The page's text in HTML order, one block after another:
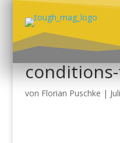
von Florian Puschke |